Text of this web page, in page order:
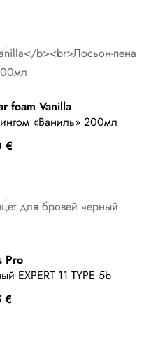
foam Vanilla
«Ваниль» 200мл
€
Pro
EXPERT 11 TYPE 5b
€